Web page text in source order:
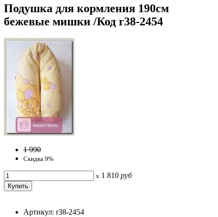
Подушка для кормления 190см
бежевые мишки /Код r38-2454
1 990
Скидка 9%
x 1 810 руб
Артикул: r38-2454